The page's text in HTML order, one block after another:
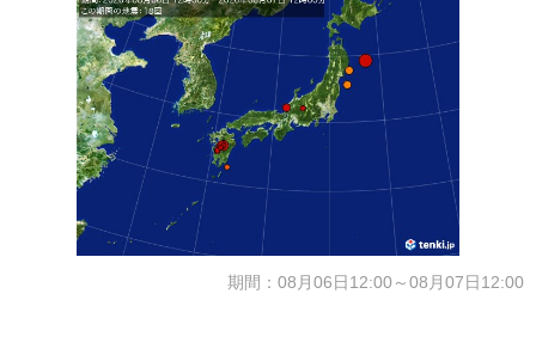
期間：08月06日12:00～08月07日12:00